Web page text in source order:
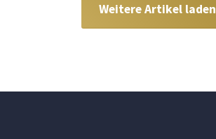
Weitere Artikel laden